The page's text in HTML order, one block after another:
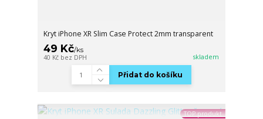
Kryt iPhone XR Slim Case Protect 2mm transparent
49 Kč/ks
40 Kč bez DPH skladem
Přidat do košíku
TOP produkt